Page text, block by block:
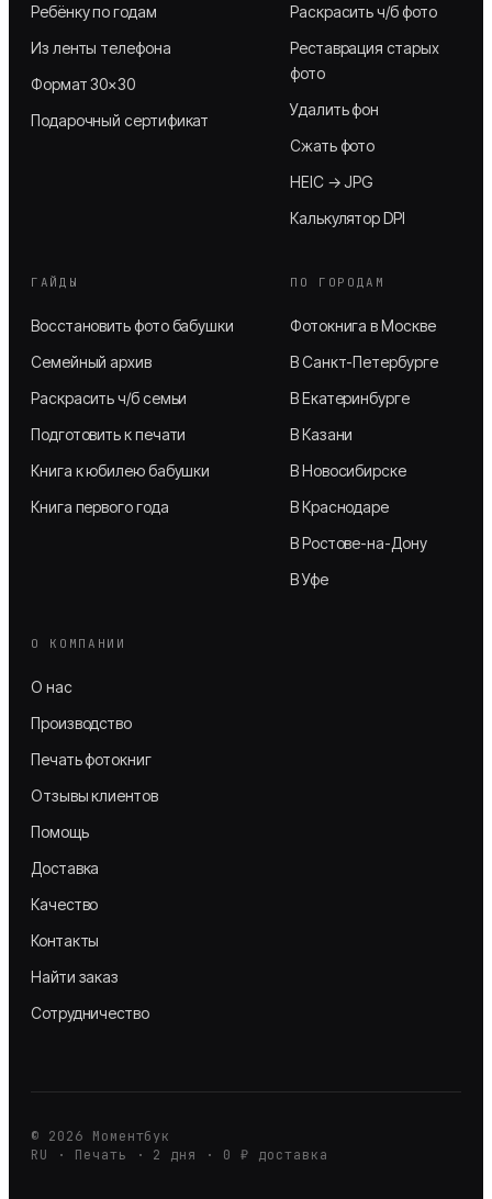
Ребёнку по годам
Из ленты телефона
Формат 30×30
Подарочный сертификат
Раскрасить ч/б фото
Реставрация старых
фото
Удалить фон
Сжать фото
HEIC → JPG
Калькулятор DPI
ГАЙДЫ
Восстановить фото бабушки
Семейный архив
Раскрасить ч/б семьи
Подготовить к печати
Книга к юбилею бабушки
Книга первого года
ПО ГОРОДАМ
Фотокнига в Москве
В Санкт-Петербурге
В Екатеринбурге
В Казани
В Новосибирске
В Краснодаре
В Ростове-на-Дону
В Уфе
О КОМПАНИИ
О нас
Производство
Печать фотокниг
Отзывы клиентов
Помощь
Доставка
Качество
Контакты
Найти заказ
Сотрудничество
© 2026
Моментбук
RU · Печать · 2 дня · 0 ₽ доставка